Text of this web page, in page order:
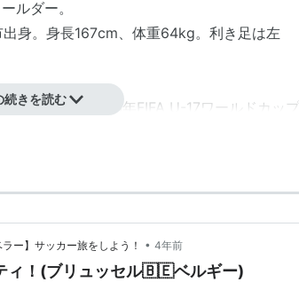
ルダー。
身。身長167cm、体重64kg。利き足は左
代表として2013年FIFA U-17ワールドカップ
チーム2種登録選手）
続きを読む
ー】サッカー旅をしよう！ • 4年前
ィ！(ブリュッセル🇧🇪ベルギー)